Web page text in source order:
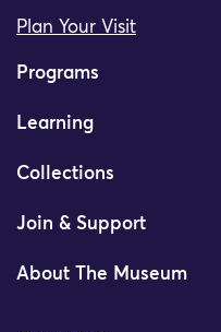
Plan Your Visit
Programs
Learning
Collections
Join & Support
About The Museum